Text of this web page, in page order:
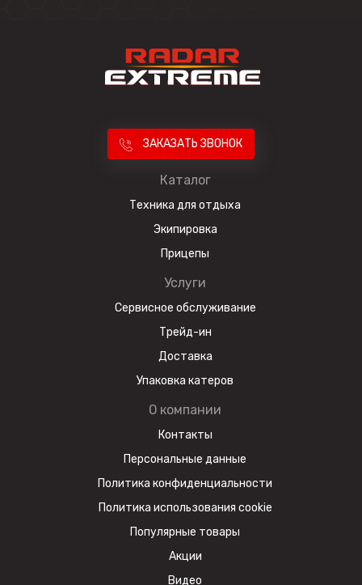
ЗАКАЗАТЬ ЗВОНОК
Каталог
Техника для отдыха
Экипировка
Прицепы
Услуги
Сервисное обслуживание
Трейд-ин
Доставка
Упаковка катеров
О компании
Контакты
Персональные данные
Политика конфиденциальности
Политика использования cookie
Популярные товары
Акции
Видео